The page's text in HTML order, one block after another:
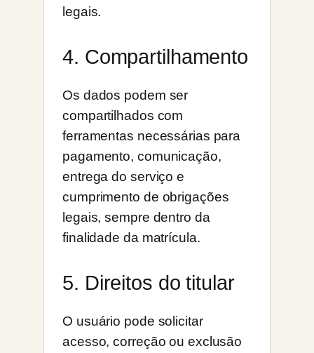
legais.
4. Compartilhamento
Os dados podem ser
compartilhados com
ferramentas necessárias para
pagamento, comunicação,
entrega do serviço e
cumprimento de obrigações
legais, sempre dentro da
finalidade da matrícula.
5. Direitos do titular
O usuário pode solicitar
acesso, correção ou exclusão